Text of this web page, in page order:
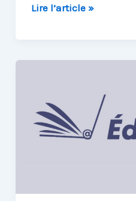
M@ths
présenté
forum
pour
Lire l’article »